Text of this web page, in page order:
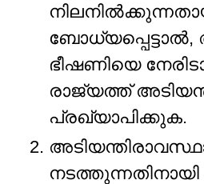
ഭീഷണിയെ
രാജ്യത്ത്
പ്രഖ്യാപിക്കുക.
നടത്തുന്നതിനായി